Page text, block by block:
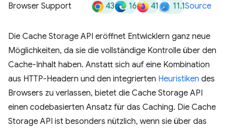
Browser Support 43 16 41 11.1Source
Die Cache Storage API eröffnet Entwicklern ganz neue
Möglichkeiten, da sie die vollständige Kontrolle über den
Cache-Inhalt haben. Anstatt sich auf eine Kombination
aus HTTP-Headern und den integrierten Heuristiken des
Browsers zu verlassen, bietet die Cache Storage API
einen codebasierten Ansatz für das Caching. Die Cache
Storage API ist besonders nützlich, wenn sie über das